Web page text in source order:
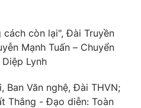
còn lại", Đài Truyền
Mạnh Tuấn – Chuyển
Lynh
Ban Văn nghệ, Đài THVN;
Thắng - Đạo diễn: Toàn